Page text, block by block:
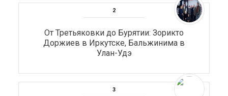
От Третьяковки до Бурятии: Зорикто
Доржиев в Иркутске, Бальжинима в
Улан-Удэ